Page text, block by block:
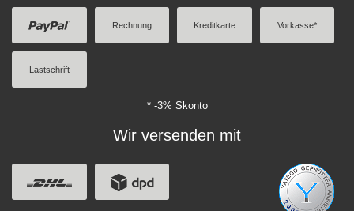
Rechnung Kreditkarte Vorkasse*
Lastschrift
* -3% Skonto
Wir versenden mit